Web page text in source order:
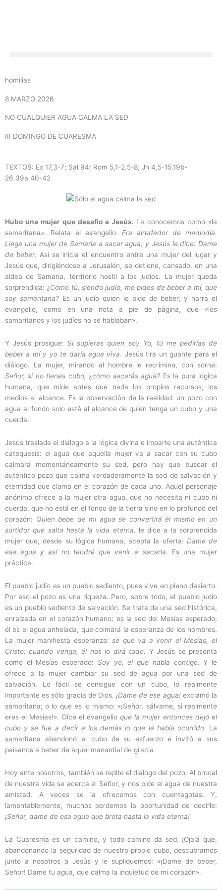
homilias
8 MARZO 2026
NO CUALQUIER AGUA CALMA LA SED
III DOMINGO DE CUARESMA
TEXTOS: Ex 17,3-7; Sal 94; Rom 5,1-2.5-8; Jn 4,5-15.19b-
26.39a.40-42
Hubo una mujer que desafío a Jesús. La conocemos como «la
samaritana». Relata el evangelio: Era alrededor de mediodía.
Llega una mujer de Samaria a sacar agua, y Jesús le dice: Dame
de beber. Así se inicia el encuentro entre una mujer del lugar y
Jesús que, dirigiéndose a Jerusalén, se detiene, cansado, en una
aldea de Samaria, territorio hostil a los judíos. La mujer queda
sorprendida:¿Cómo tú, siendo judío, me pides de beber a mí, que
soy samaritana?Es un judío quien le pide de beber; y narra el
evangelio, como en una nota a pie de página, que «los
samaritanos y los judíos no se hablaban».
Y Jesús prosigue:Si supieras quien soy Yo, tú me pedirías de
beber a mí y yo te daría agua viva. Jesús tira un guante para el
diálogo. La mujer, mirando al hombre le recrimina, con sorna:
Señor, si no tienes cubo, ¿cómo sacarás agua? Es la pura lógica
humana, que mide antes que nada los propios recursos, los
medios al alcance. Es la observación de la realidad: un pozo con
agua al fondo solo está al alcance de quien tenga un cubo y una
cuerda.
Jesús traslada el diálogo a la lógica divina e imparte una auténtica
catequesis: el agua que aquella mujer va a sacar con su cubo
calmará momentáneamente su sed, pero hay que buscar el
auténtico pozo que calma verdaderamente la sed de salvación y
eternidad que clama en el corazón de cada uno. Aquel personaje
anónimo ofrece a la mujer otra agua, que no necesita ni cubo ni
cuerda, que no está en el fondo de la tierra sino en lo profundo del
corazón: Quien bebe de mi agua se convertirá él mismo en un
surtidor que salta hasta la vida eterna, le dice a la sorprendida
mujer que, desde su lógica humana, acepta la oferta: Dame de
esa agua y así no tendré que venir a sacarla. Es una mujer
práctica.
El pueblo judío es un pueblo sediento, pues vive en pleno desierto.
Por eso el pozo es una riqueza. Pero, sobre todo, el pueblo judío
es un pueblo sediento de salvación. Se trata de una sed histórica,
enraizada en el corazón humano: es la sed del Mesías esperado;
él es el agua anhelada, que colmará la esperanza de los hombres.
La mujer manifiesta esperanza:sé que va a venir el Mesías, el
Cristo; cuando venga, él nos lo dirá todo. Y Jesús se presenta
como el Mesías esperado: Soy yo, el que habla contigo. Y le
ofrece a la mujer cambiar su sed de agua por una sed de
salvación. Lo fácil se consigue con un cubo, lo realmente
importante es sólo gracia de Dios. ¡Dame de ese agua!exclamó la
samaritana; o lo que es lo mismo: «¡Señor, sálvame, si realmente
eres el Mesías!». Dice el evangelioque la mujer entonces dejó el
cubo y se fue a decir a los demás lo que le había ocurrido. La
samaritana abandonó el cubo de su esfuerzo e invitó a sus
paisanos a beber de aquel manantial de gracia.
Hoy ante nosotros, también se repite el diálogo del pozo. Al brocal
de nuestra vida se acerca el Señor, y nos pide el agua de nuestra
amistad. A veces se la ofrecemos con cuentagotas. Y,
lamentablemente, muchos perdemos la oportunidad de decirle:
¡Señor, dame de esa agua que brota hasta la vida eterna!
La Cuaresma es un camino, y todo camino da sed. ¡Ojalá que,
abandonando la seguridad de nuestro propio cubo, descubramos
junto a nosotros a Jesús y le supliquemos: «¡Dame de beber,
Señor! Dame tu agua, que calma la inquietud de mi corazón».